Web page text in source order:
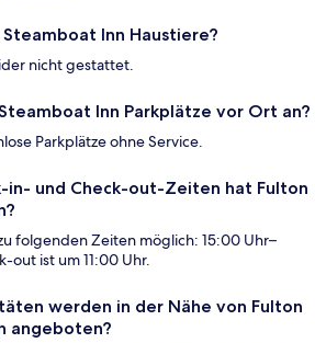
Inn Haustiere?
nicht gestattet.
Inn Parkplätze vor Ort an?
Parkplätze ohne Service.
in- und Check-out-Zeiten hat Fulton
folgenden Zeiten möglich: 15:00 Uhr–
out ist um 11:00 Uhr.
werden in der Nähe von Fulton
angeboten?